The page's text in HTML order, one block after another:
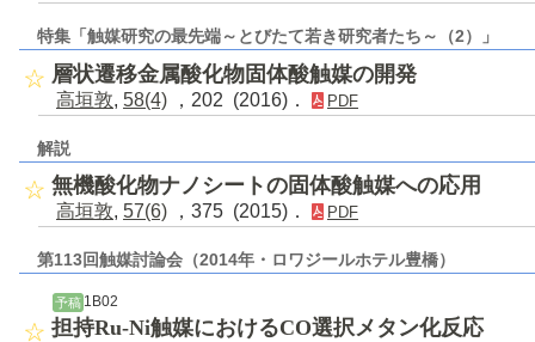
特集「触媒研究の最先端～とびたて若き研究者たち～（2）」
層状遷移金属酸化物固体酸触媒の開発
高垣敦, 58(4) ，202 (2016)． PDF
解説
無機酸化物ナノシートの固体酸触媒への応用
高垣敦, 57(6) ，375 (2015)． PDF
第113回触媒討論会（2014年・ロワジールホテル豊橋）
予稿1B02
担持Ru-Ni触媒におけるCO選択メタン化反応